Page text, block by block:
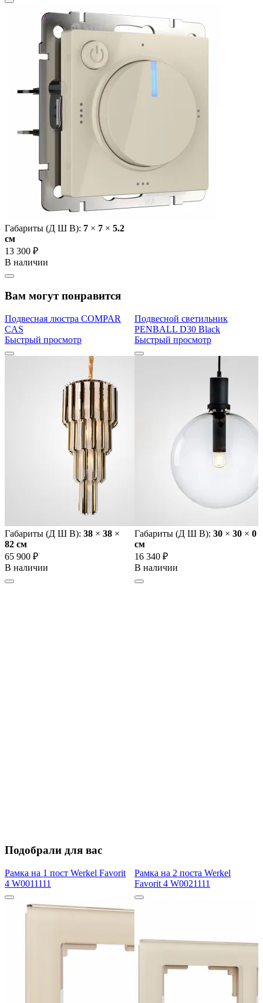
Габариты (Д Ш В): 7 × 7 × 5.2
cм
13 300 ₽
В наличии
Вам могут понравится
Подвесная люстра COMPAR
CAS
Быстрый просмотр
Габариты (Д Ш В): 38 × 38 ×
82 cм
65 900 ₽
В наличии
Подвесной светильник
PENBALL D30 Black
Быстрый просмотр
Габариты (Д Ш В): 30 × 30 × 0
cм
16 340 ₽
В наличии
Подобрали для вас
Рамка на 1 пост Werkel Favorit
4 W0011111
Рамка на 2 поста Werkel
Favorit 4 W0021111